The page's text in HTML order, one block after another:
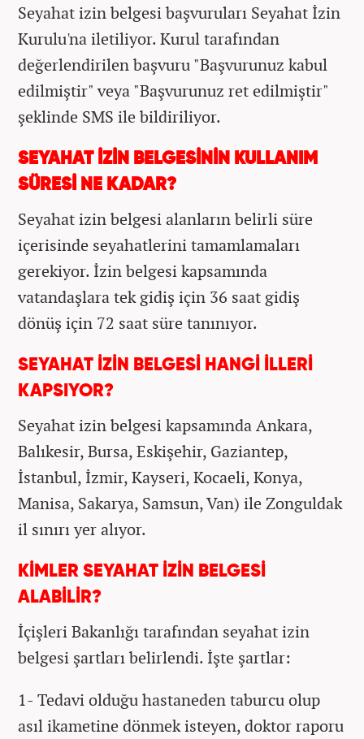
Seyahat izin belgesi başvuruları Seyahat İzin
Kurulu'na iletiliyor. Kurul tarafından
değerlendirilen başvuru "Başvurunuz kabul
edilmiştir" veya "Başvurunuz ret edilmiştir"
şeklinde SMS ile bildiriliyor.
SEYAHAT İZİN BELGESİNİN KULLANIM
SÜRESİ NE KADAR?
Seyahat izin belgesi alanların belirli süre
içerisinde seyahatlerini tamamlamaları
gerekiyor. İzin belgesi kapsamında
vatandaşlara tek gidiş için 36 saat gidiş
dönüş için 72 saat süre tanınıyor.
SEYAHAT İZİN BELGESİ HANGİ İLLERİ
KAPSIYOR?
Seyahat izin belgesi kapsamında Ankara,
Balıkesir, Bursa, Eskişehir, Gaziantep,
İstanbul, İzmir, Kayseri, Kocaeli, Konya,
Manisa, Sakarya, Samsun, Van) ile Zonguldak
il sınırı yer alıyor.
KİMLER SEYAHAT İZİN BELGESİ
ALABİLİR?
İçişleri Bakanlığı tarafından seyahat izin
belgesi şartları belirlendi. İşte şartlar:
1- Tedavi olduğu hastaneden taburcu olup
asıl ikametine dönmek isteyen, doktor raporu